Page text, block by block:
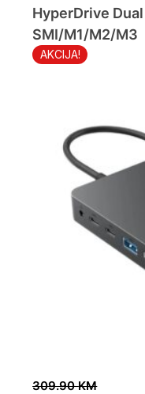
AKCIJA!
HyperDrive
SMI/M1/M2/M3
309.90KM